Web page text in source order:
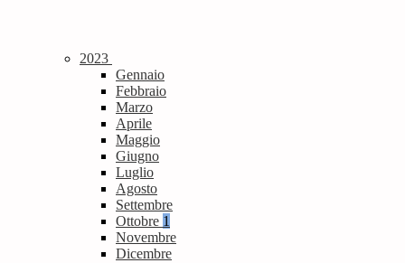
2023
Gennaio
Febbraio
Marzo
Aprile
Maggio
Giugno
Luglio
Agosto
Settembre
Ottobre 1
Novembre
Dicembre